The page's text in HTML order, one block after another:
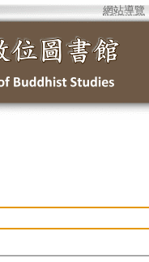
網站導覽